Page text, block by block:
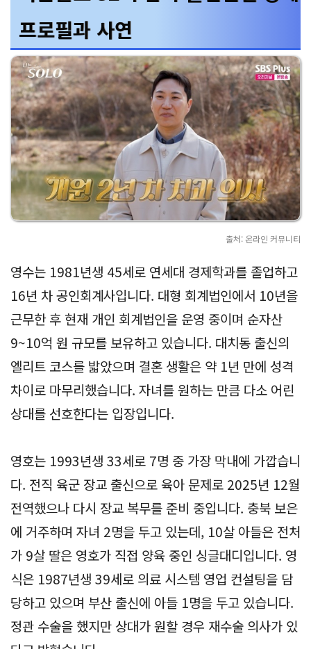
프로필과 사연
출처: 온라인 커뮤니티
영수는 1981년생 45세로 연세대 경제학과를 졸업하고
16년 차 공인회계사입니다. 대형 회계법인에서 10년을
근무한 후 현재 개인 회계법인을 운영 중이며 순자산
9~10억 원 규모를 보유하고 있습니다. 대치동 출신의
엘리트 코스를 밟았으며 결혼 생활은 약 1년 만에 성격
차이로 마무리했습니다. 자녀를 원하는 만큼 다소 어린
상대를 선호한다는 입장입니다.
영호는 1993년생 33세로 7명 중 가장 막내에 가깝습니
다. 전직 육군 장교 출신으로 육아 문제로 2025년 12월
전역했으나 다시 장교 복무를 준비 중입니다. 충북 보은
에 거주하며 자녀 2명을 두고 있는데, 10살 아들은 전처
가 9살 딸은 영호가 직접 양육 중인 싱글대디입니다. 영
식은 1987년생 39세로 의료 시스템 영업 컨설팅을 담
당하고 있으며 부산 출신에 아들 1명을 두고 있습니다.
정관 수술을 했지만 상대가 원할 경우 재수술 의사가 있